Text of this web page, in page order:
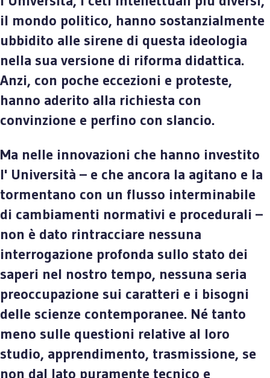
il mondo politico, hanno sostanzialmente
ubbidito alle sirene di questa ideologia
nella sua versione di riforma didattica.
Anzi, con poche eccezioni e proteste,
hanno aderito alla richiesta con
convinzione e perfino con slancio.
Ma nelle innovazioni che hanno investito
l' Università – e che ancora la agitano e la
tormentano con un flusso interminabile
di cambiamenti normativi e procedurali –
non è dato rintracciare nessuna
interrogazione profonda sullo stato dei
saperi nel nostro tempo, nessuna seria
preoccupazione sui caratteri e i bisogni
delle scienze contemporanee. Né tanto
meno sulle questioni relative al loro
studio, apprendimento, trasmissione, se
non dal lato puramente tecnico e